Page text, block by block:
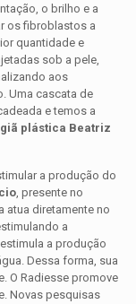
o brilho e a
os fibroblastos a
quantidade e
sob a pele,
aos
Uma cascata de
e temos a
plástica Beatriz
a produção do
, presente no
atua diretamente no
a
a produção
Dessa forma, sua
O Radiesse promove
Novas pesquisas